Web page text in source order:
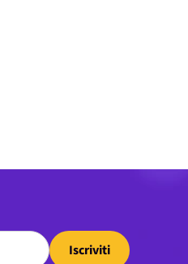
Iscriviti